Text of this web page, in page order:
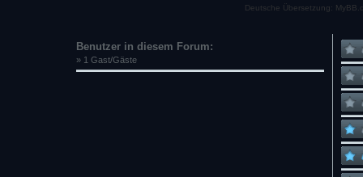
Deutsche Übersetzung:
Benutzer in diesem Forum:
» 1 Gast/Gäste